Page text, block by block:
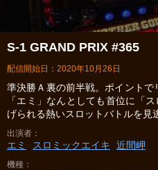
S-1 GRAND PRIX #365
配信開始日：2020年10月26日
準決勝Ａ裏の前半戦。ポイント
「エミ」なんとしても首位に「
げられる熱いスロットバトルを見
出演者
エミ スロミックエイキ 近間岬
機種